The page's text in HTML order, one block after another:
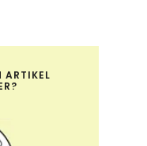
ARTIKEL